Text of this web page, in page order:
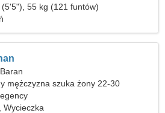
(5'5"), 55 kg (121 funtów)
mężczyzna szuka żony 22-30
Wycieczka